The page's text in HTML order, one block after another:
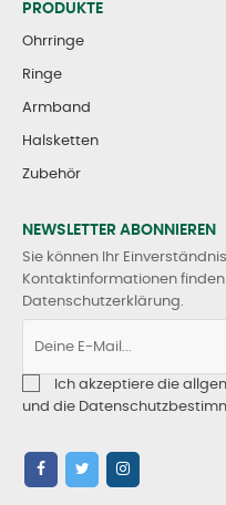
PRODUKTE
Ohrringe
Ringe
Armband
Halsketten
Zubehör
NEWSLETTER ABONNIEREN
Sie können Ihr
Kontaktinformationen finden
Datenschutzerklärung.
Ich akzeptiere die
und die